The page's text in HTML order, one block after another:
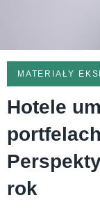
MATERIAŁY
Hotele
rok